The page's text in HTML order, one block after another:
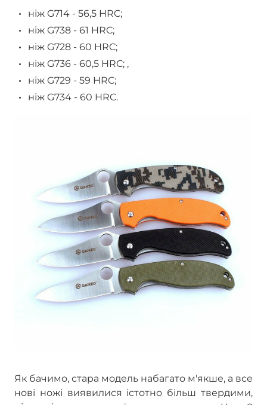
ніж G714 - 56,5 HRC;
ніж G738 - 61 HRC;
ніж G728 - 60 HRC;
ніж G736 - 60,5 HRC; ,
ніж G729 - 59 HRC;
ніж G734 - 60 HRC.
Як бачимо, стара модель набагато м'якше, а все
нові ножі виявилися істотно більш твердими,